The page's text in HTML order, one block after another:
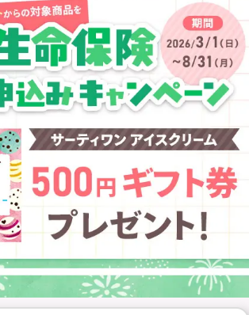
イオンカード会員さま専用保険